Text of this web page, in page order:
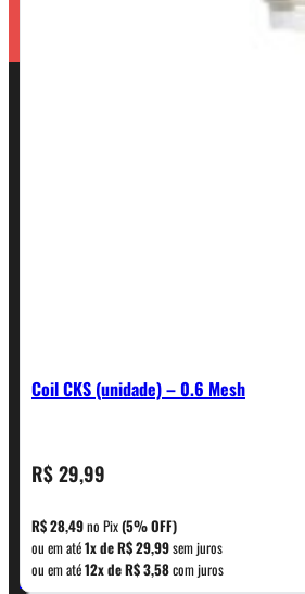
Coil CKS (unidade) – 0.6 Mesh
R$29,99
R$28,49no Pix(5% OFF)
ou em até1x deR$29,99sem juros
ou em até12x deR$3,58com juros
CONTATO
WhatsApp: (11) 5229-0120